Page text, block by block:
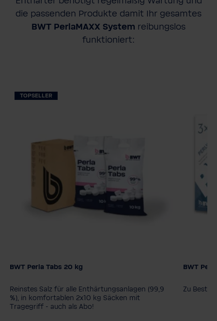
die passenden Produkte damit Ihr gesamtes
BWT PerlaMAXX System reibungslos
funktioniert:
TOPSELLER
BWT Perla Tabs 20 kg
Reinstes Salz für alle Enthärtungsanlagen (99,9
%), in komfortablen 2x10 kg Säcken mit
Tragegriff - auch als Abo!
BWT
Zu